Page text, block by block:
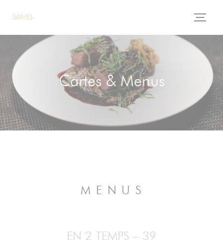
Cartes & Menus
M E N U S
EN 2 TEMPS – 39